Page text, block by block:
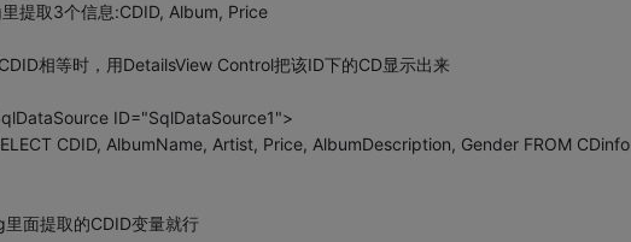
提取3个信息:CDID, Album, Price
相等时，用DetailsView Control把该ID下的CD显示出来
ID="SqlDataSource1">
CDID, AlbumName, Artist, Price, AlbumDescription, Gender FROM CDinfo
面提取的CDID变量就行